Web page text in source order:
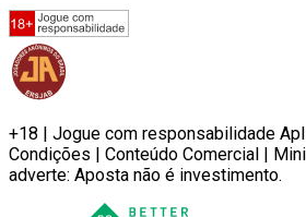
+18 | Jogue com responsabilidade
Condições | Conteúdo Comercial |
adverte: Aposta não é investimento.